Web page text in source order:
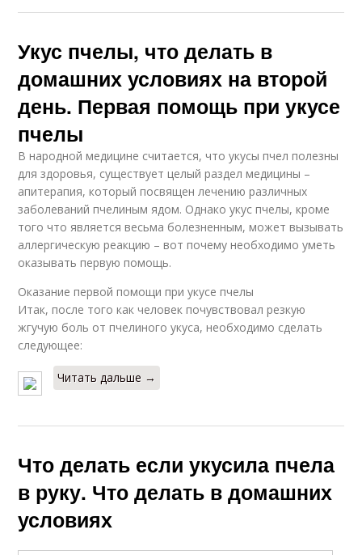
Укус пчелы, что делать в
домашних условиях на второй
день. Первая помощь при укусе
пчелы
В народной медицине считается, что укусы пчел полезны
для здоровья, существует целый раздел медицины –
апитерапия, который посвящен лечению различных
заболеваний пчелиным ядом. Однако укус пчелы, кроме
того что является весьма болезненным, может вызывать
аллергическую реакцию – вот почему необходимо уметь
оказывать первую помощь.
Оказание первой помощи при укусе пчелы
Итак, после того как человек почувствовал резкую
жгучую боль от пчелиного укуса, необходимо сделать
следующее:
Читать дальше →
Что делать если укусила пчела
в руку. Что делать в домашних
условиях